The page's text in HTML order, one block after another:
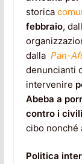
storica
febbraio,
dalla Pan-
denuncianti
intervenire
Abeba a
contro i
cibo nonché
Politica